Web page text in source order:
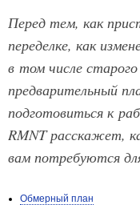
Перед тем, как
переделке, как
в том числе
предварительный
подготовиться к
RMNT расскажет,
вам потребуются
Обмерный план